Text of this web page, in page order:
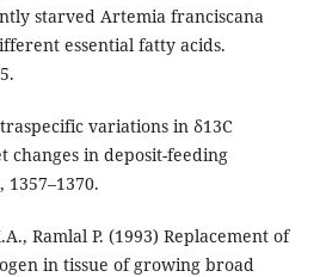
starved Artemia franciscana
essential fatty acids.
variations in δ13C
changes in deposit-feeding
1357–1370.
Ramlal P. (1993) Replacement of
in tissue of growing broad